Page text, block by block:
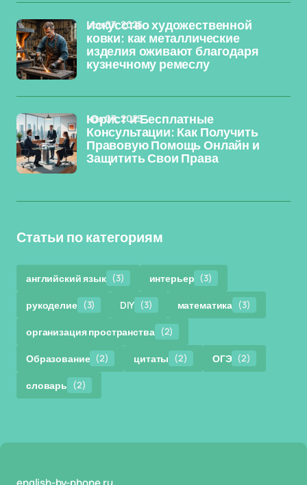
Искусство художественной
ковки: как металлические
изделия оживают благодаря
кузнечному ремеслу
ноя 07, 2025
Юрист и Бесплатные
Консультации: Как Получить
Правовую Помощь Онлайн и
Защитить Свои Права
ноя 07, 2025
Статьи по категориям
английский язык (3) интерьер (3)
рукоделие (3) DIY (3) математика (3)
организация пространства (2)
Образование (2) цитаты (2) ОГЭ (2)
словарь (2)